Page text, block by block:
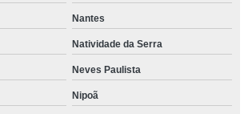
Nantes
Natividade da Serra
Neves Paulista
Nipoã